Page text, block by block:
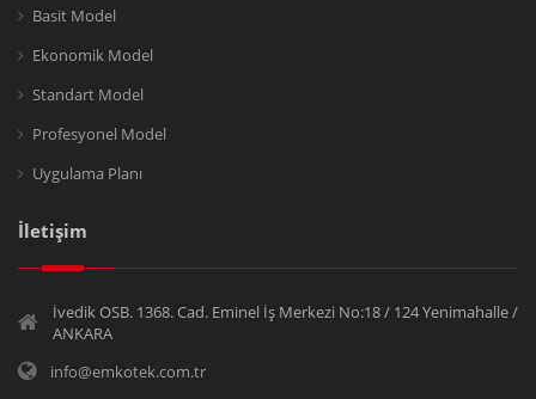
Basit Model
Ekonomik Model
Standart Model
Profesyonel Model
Uygulama Planı
İletişim
İvedik OSB. 1368. Cad. Eminel İş Merkezi No:18 / 124 Yenimahalle /
ANKARA
info@emkotek.com.tr